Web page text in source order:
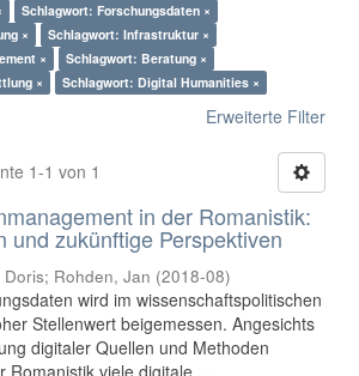
Schlagwort: Forschungsdaten ×
×
Schlagwort: Infrastruktur ×
×
Schlagwort: Beratung ×
×
Schlagwort: Digital Humanities ×
Erweiterte Filter
1-1 von 1
in der Romanistik:
und zukünftige Perspektiven
; Rohden, Jan (2018-08)
wird im wissenschaftspolitischen
Stellenwert beigemessen. Angesichts
digitaler Quellen und Methoden
Romanistik viele digitale ...